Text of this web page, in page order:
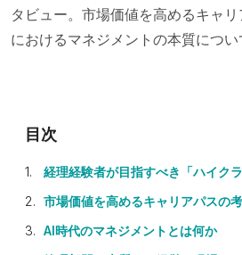
タビュー。市場価値を高めるキャ
におけるマネジメントの本質につい
経理経験者が目指すべき「ハイク
市場価値を高めるキャリアパスの
AI時代のマネジメントとは何か